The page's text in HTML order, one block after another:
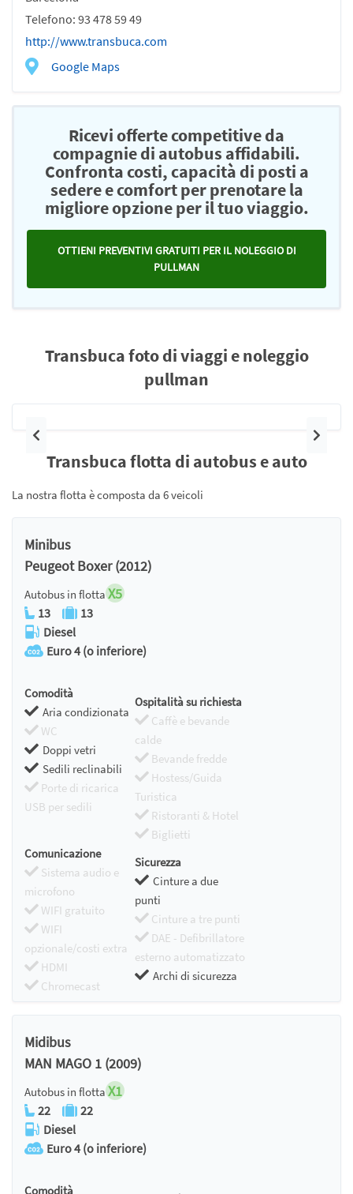
Telefono: 93 478 59 49
http://www.transbuca.com
Google Maps
Ricevi offerte competitive da
compagnie di autobus affidabili.
Confronta costi, capacità di posti a
sedere e comfort per prenotare la
migliore opzione per il tuo viaggio.
OTTIENI PREVENTIVI GRATUITI PER IL NOLEGGIO DI
PULLMAN
Transbuca foto di viaggi e noleggio
pullman
Precedente
Transbuca flotta di autobus e auto
La nostra flotta è composta da 6 veicoli
Minibus
Peugeot Boxer (2012)
Autobus in flotta X5
13
13
Diesel
Euro 4 (o inferiore)
Comodità
Aria condizionata
WC
Doppi vetri
Sedili reclinabili
Porte di ricarica
USB per sedili
Ospitalità su richiesta
Caffè e bevande
calde
Bevande fredde
Hostess/Guida
Turistica
Ristoranti & Hotel
Biglietti
Comunicazione
Sistema audio e
microfono
WIFI gratuito
WIFI
opzionale/costi extra
HDMI
Chromecast
Sicurezza
Cinture a due
punti
Cinture a tre punti
DAE - Defibrillatore
esterno automatizzato
Archi di sicurezza
Midibus
MAN MAGO 1 (2009)
Autobus in flotta X1
22
22
Diesel
Euro 4 (o inferiore)
Comodità